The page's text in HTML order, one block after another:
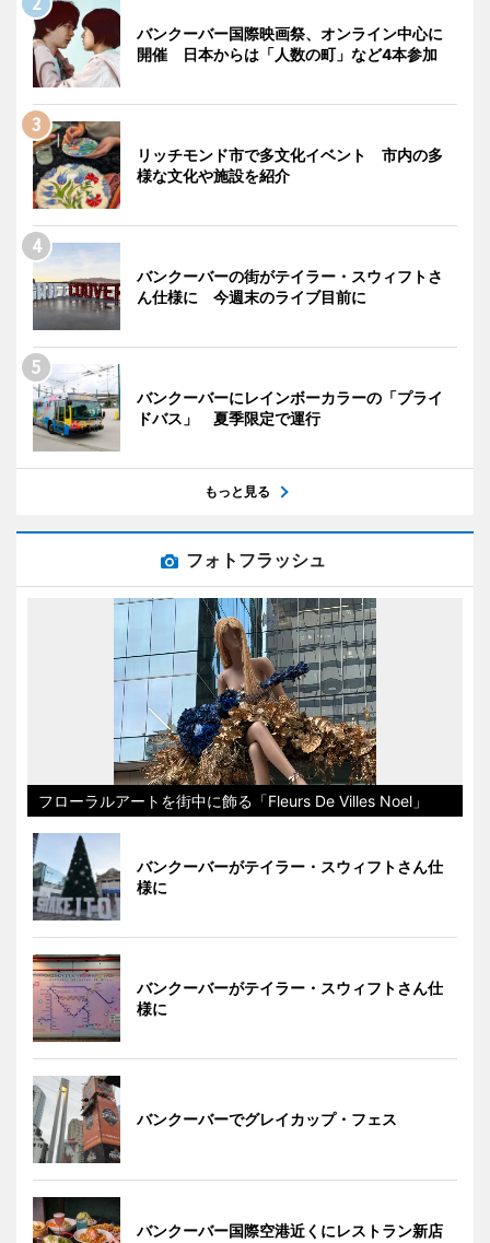
バンクーバー国際映画祭、オンライン中心に
開催 日本からは「人数の町」など4本参加
リッチモンド市で多文化イベント 市内の多
様な文化や施設を紹介
バンクーバーの街がテイラー・スウィフトさ
ん仕様に 今週末のライブ目前に
バンクーバーにレインボーカラーの「プライ
ドバス」 夏季限定で運行
もっと見る
フォトフラッシュ
フローラルアートを街中に飾る「Fleurs De Villes Noel」
バンクーバーがテイラー・スウィフトさん仕
様に
バンクーバーがテイラー・スウィフトさん仕
様に
バンクーバーでグレイカップ・フェス
バンクーバー国際空港近くにレストラン新店